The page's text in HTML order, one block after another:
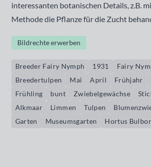
interessanten botanischen Details, z.B.
Methode die Pflanze für die Zucht
Bildrechte erwerben
Breeder Fairy Nymph 1931
Fairy
Breedertulpen
Mai April Frühjahr
Frühling
bunt Zwiebelgewächse
Alkmaar
Limmen Tulpen
Garten
Museumsgarten Hortus